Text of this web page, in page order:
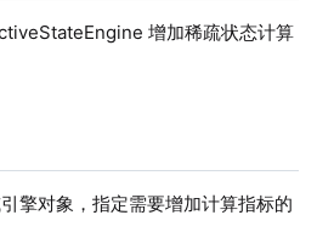
增加稀疏状态计算
擎对象，指定需要增加计算指标的